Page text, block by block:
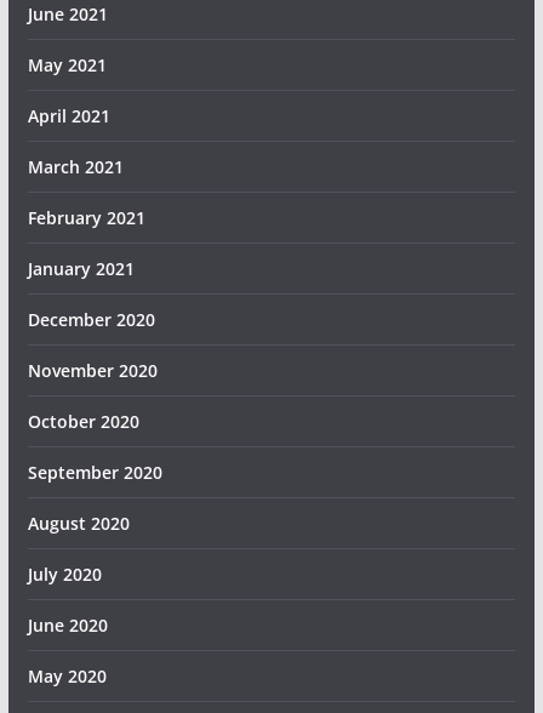
June 2021
May 2021
April 2021
March 2021
February 2021
January 2021
December 2020
November 2020
October 2020
September 2020
August 2020
July 2020
June 2020
May 2020